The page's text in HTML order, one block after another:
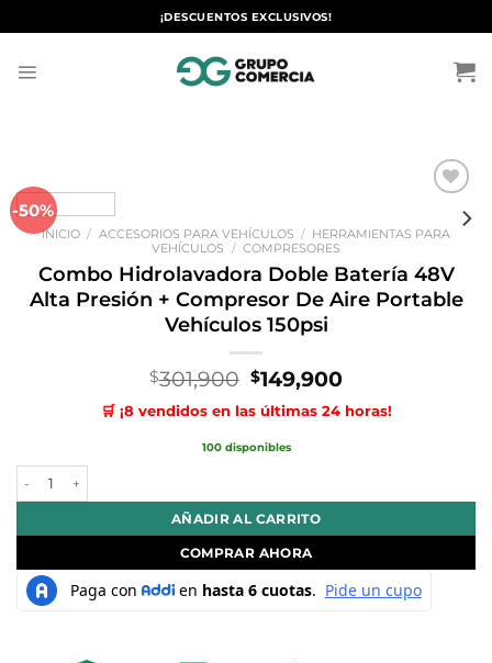
al
¡DESCUENTOS EXCLUSIVOS!
-50%
Añadir
lista de
INICIO / ACCESORIOS PARA VEHÍCULOS / HERRAMIENTAS PARA
VEHÍCULOS / COMPRESORES
Combo Hidrolavadora Doble Batería 48V
Alta Presión + Compresor De Aire Portable
Vehículos 150psi
$301,900 El
precio
original
era:
$149,900El
precio
actual
🛒 ¡8 vendidos en las últimas 24 horas!
100 disponibles
AÑADIR AL CARRITO
COMPRAR AHORA